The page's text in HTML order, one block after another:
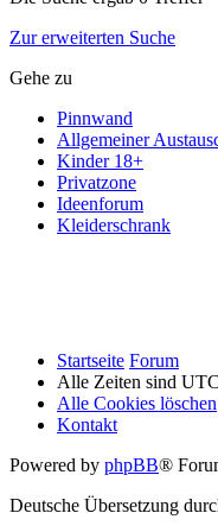
Zur erweiterten Suche
Gehe zu
Pinnwand
Allgemeiner
Kinder 18+
Privatzone
Ideenforum
Kleiderschrank
Startseite Forum
Alle Zeiten sind
Alle Cookies löschen
Kontakt
Powered by phpBB®
Deutsche Übersetzung